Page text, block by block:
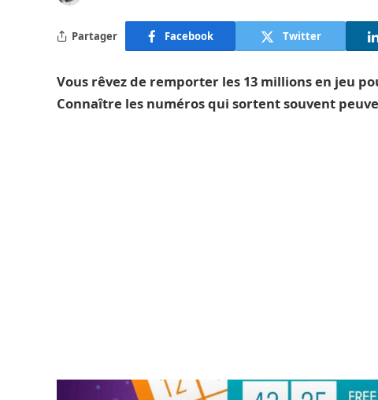
Partager Facebook Twitter
Vous rêvez de remporter les 13 millions en jeu
Connaître les numéros qui sortent souvent